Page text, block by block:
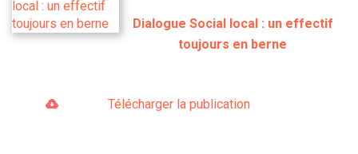
Dialogue Social local : un effectif
toujours en berne
Télécharger la publication